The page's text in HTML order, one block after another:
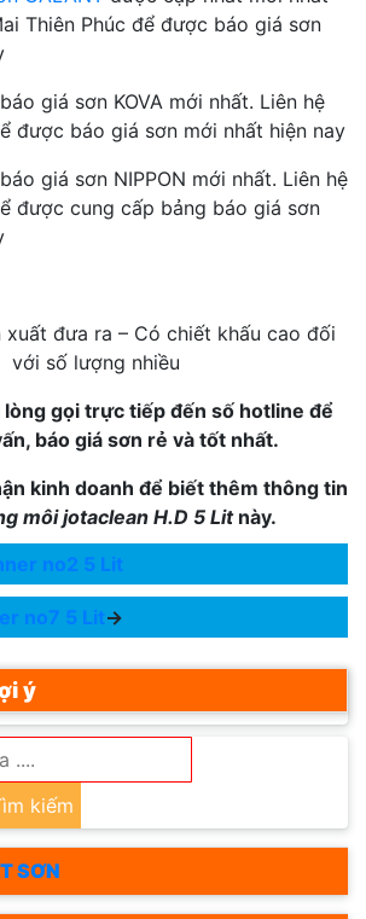
Thiên Phúc để được báo giá sơn
giá sơn KOVA mới nhất. Liên hệ
được báo giá sơn mới nhất hiện nay
giá sơn NIPPON mới nhất. Liên hệ
được cung cấp bảng báo giá sơn
xuất đưa ra – Có chiết khấu cao đối
với số lượng nhiều
lòng gọi trực tiếp đến số hotline để
báo giá sơn rẻ và tốt nhất.
kinh doanh để biết thêm thông tin
môi jotaclean H.D 5 Litnày.
no2 5 Lit
no7 5 Lit→
ý
kiếm
SƠN